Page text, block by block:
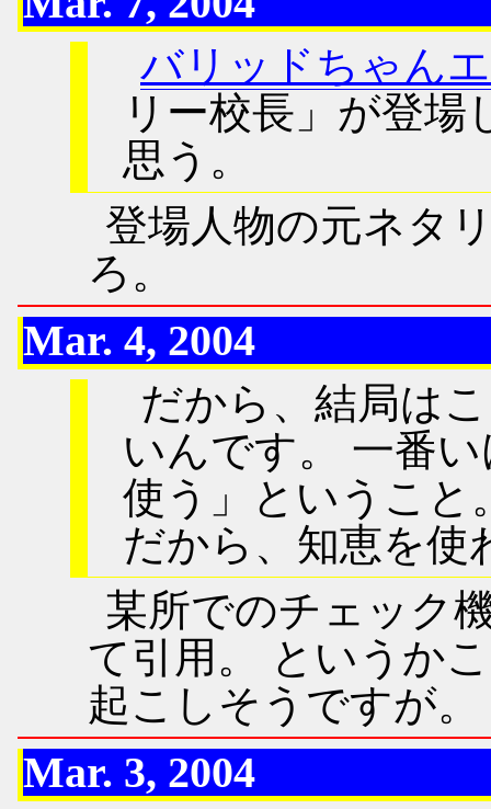
バリッドちゃん
リー校長
が登場
思う。
登場人物の元ネタ
ろ。
Mar. 4, 2004
だから、結局は
いんです。 一番
使う」ということ
だから、知恵を使
某所でのチェック
て引用。 というか
起こしそうですが。
Mar. 3, 2004